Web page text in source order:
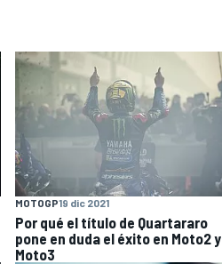
MOTOGP19 dic 2021
Por qué el título de Quartararo
pone en duda el éxito en Moto2 y
Moto3